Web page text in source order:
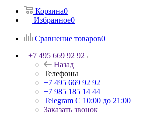
Корзина0
Избранное0
Сравнение товаров0
+7 495 669 92 92
Назад
Телефоны
+7 495 669 92 92
+7 985 185 14 44
Telegram С 10:00 до 21:00
Заказать звонок